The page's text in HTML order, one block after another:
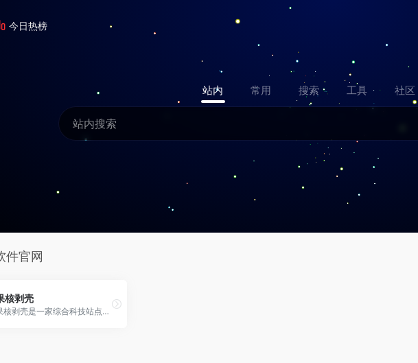
今日热榜
站内 常用 搜索 工具 社区
件官网
核剥壳
果核剥壳是一家综合科技站点，看新闻，分享精品、绿色软件，Windows系统。守住互联网最后的一片净土。